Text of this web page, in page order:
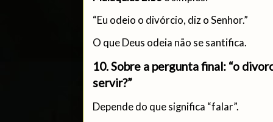
“Eu odeio o divórcio, diz o Senhor.”
O que Deus odeia não se santifica.
10. Sobre a pergunta final: “o
servir?”
Depende do que significa “falar”.